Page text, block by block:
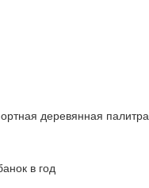
деревянная палитра
в год